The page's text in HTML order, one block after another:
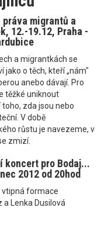
práva migrantů a
12.-19.12, Praha -
a migrantkách se
jako o těch, kteří „nám"
anebo dávají. Pro
těžké uniknout
toho, zda jsou nebo
V době
růstu je navezeme, v
zmizí.
koncert pro Bodaj...
2012 od 20hod
vtipná formace
a Lenka Dusilová